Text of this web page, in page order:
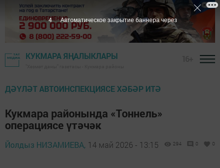
КУКМАРА ЯҢАЛЫКЛАРЫ
ДӘҮЛӘТ АВТОИНСПЕКЦИЯСЕ ХӘБӘР ИТӘ
Кукмара районында «Тоннель»
операциясе үтәчәк
Йолдыз НИЗАМИЕВА, 14 май 2026 - 13:15 294 0 0
2 Автоматическое закрытие баннера через